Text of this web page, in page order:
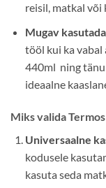
reisil, matkal või
Mugav
tööl kui ka vabal
440ml ning
ideaalne
Miks valida Termos
Universaalne
kodusele
kasuta seda